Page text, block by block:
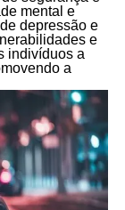
mental e
depressão e
e
indivíduos a
a